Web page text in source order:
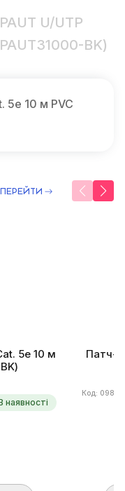
U/UTP
BK)
5e 10 м PVC
ПЕРЕЙТИ
5e 10 м
наявності
Патч-
Код: 0985